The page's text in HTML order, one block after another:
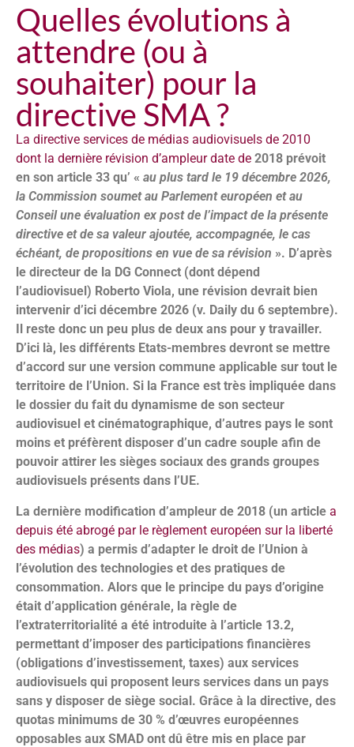
Quelles évolutions à
attendre (ou à
souhaiter) pour la
directive SMA ?
La directive services de médias audiovisuels de 2010
dont la dernière révision d’ampleur date de 2018 prévoit
en son article 33 qu’ « au plus tard le 19 décembre 2026,
la Commission soumet au Parlement européen et au
Conseil une évaluation ex post de l’impact de la présente
directive et de sa valeur ajoutée, accompagnée, le cas
échéant, de propositions en vue de sa révision ». D’après
le directeur de la DG Connect (dont dépend
l’audiovisuel) Roberto Viola, une révision devrait bien
intervenir d’ici décembre 2026 (v. Daily du 6 septembre).
Il reste donc un peu plus de deux ans pour y travailler.
D’ici là, les différents Etats-membres devront se mettre
d’accord sur une version commune applicable sur tout le
territoire de l’Union. Si la France est très impliquée dans
le dossier du fait du dynamisme de son secteur
audiovisuel et cinématographique, d’autres pays le sont
moins et préfèrent disposer d’un cadre souple afin de
pouvoir attirer les sièges sociaux des grands groupes
audiovisuels présents dans l’UE.
La dernière modification d’ampleur de 2018 (un article a
depuis été abrogé par le règlement européen sur la liberté
des médias) a permis d’adapter le droit de l’Union à
l’évolution des technologies et des pratiques de
consommation. Alors que le principe du pays d’origine
était d’application générale, la règle de
l’extraterritorialité a été introduite à l’article 13.2,
permettant d’imposer des participations financières
(obligations d’investissement, taxes) aux services
audiovisuels qui proposent leurs services dans un pays
sans y disposer de siège social. Grâce à la directive, des
quotas minimums de 30 % d’œuvres européennes
opposables aux SMAD ont dû être mis en place par